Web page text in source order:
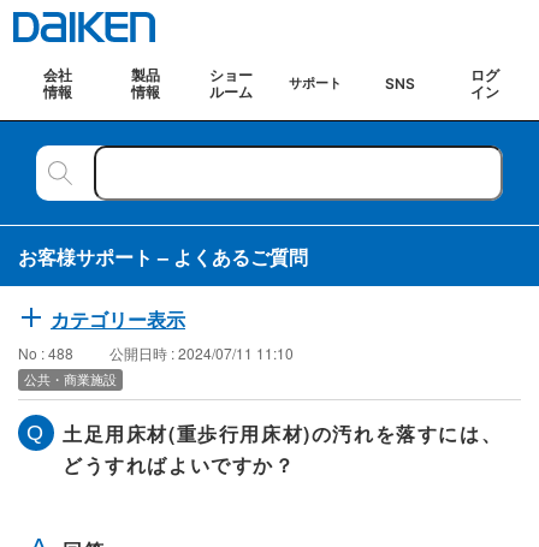
会社
情報
製品
情報
ショー
ルーム
サポート SNS
ログ
イン
お客様サポート – よくあるご質問
カテゴリー表示
No : 488 公開日時 : 2024/07/11 11:10
公共・商業施設
土足用床材(重歩行用床材)の汚れを落すには、
どうすればよいですか？